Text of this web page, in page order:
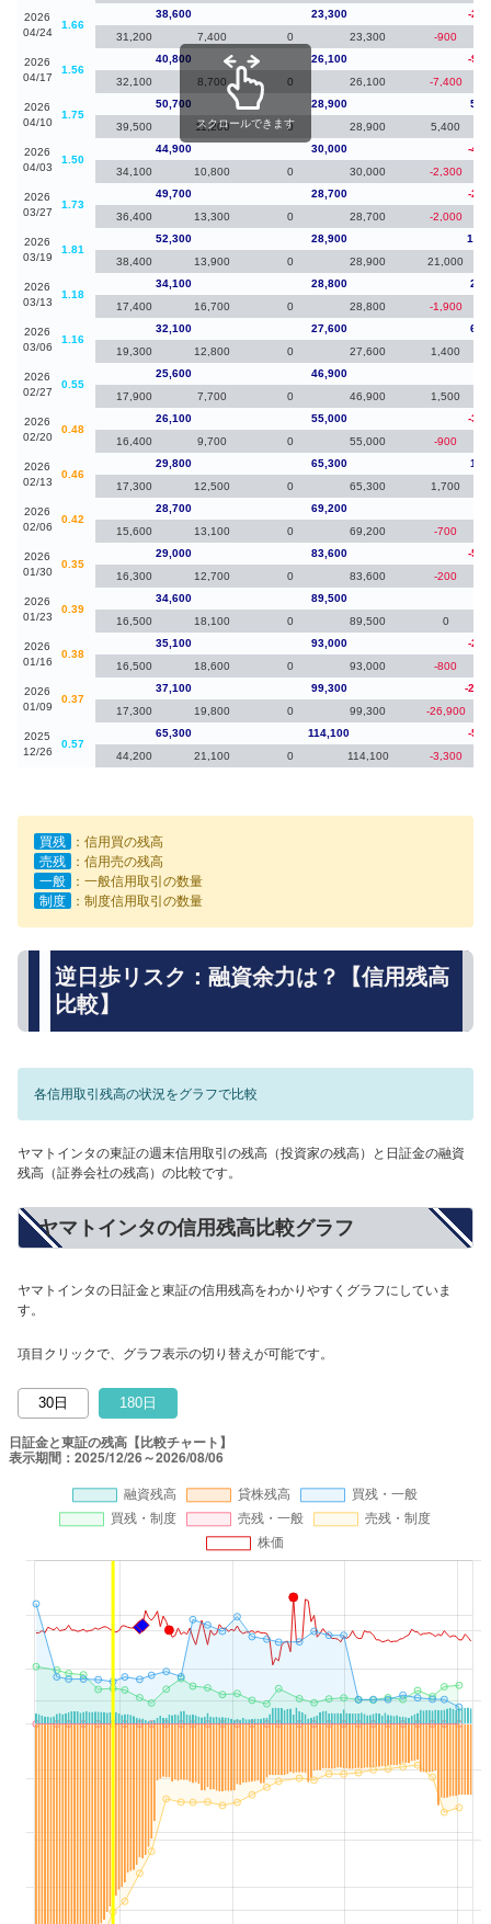
2026
04/24
1.66
38,600 23,300
-
31,200
7,400 0 23,300 -900
2026
04/17
1.56
40,800 26,100
-
32,100
8,700 0 26,100 -7,400
2026
04/10
1.75
50,700 28,900
39,500
11,200 0 28,900 5,400
2026
04/03
1.50
44,900 30,000
-
34,100
10,800 0 30,000 -2,300
2026
03/27
1.73
49,700 28,700
-
36,400
13,300 0 28,700 -2,000
2026
03/19
1.81
52,300 28,900
38,400
13,900 0 28,900 21,000
2026
03/13
1.18
34,100 28,800
17,400
16,700 0 28,800 -1,900
2026
03/06
1.16
32,100 27,600
19,300
12,800 0 27,600 1,400
2026
02/27
0.55
25,600 46,900
17,900
7,700 0 46,900 1,500
2026
02/20
0.48
26,100 55,000
-
16,400
9,700 0 55,000 -900
2026
02/13
0.46
29,800 65,300
17,300
12,500 0 65,300 1,700
2026
02/06
0.42
28,700 69,200
15,600
13,100 0 69,200 -700
2026
01/30
0.35
29,000 83,600
-
16,300
12,700 0 83,600 -200
2026
01/23
0.39
34,600 89,500
16,500
18,100 0 89,500 0
2026
01/16
0.38
35,100 93,000
-
16,500
18,600 0 93,000 -800
2026
01/09
0.37
37,100 99,300
-
17,300
19,800 0 99,300 -26,900
2025
12/26
0.57
65,300 114,100
-
44,200
21,100 0 114,100 -3,300
スクロールできます
買残
：信用買の残高
売残
：信用売の残高
一般
：一般信用取引の数量
制度
：制度信用取引の数量
逆日歩リスク：融資余力は？【信用残高
比較】
各信用取引残高の状況をグラフで比較
ヤマトインタの東証の週末信用取引の残高（投資家の残高）と日証金の融資
残高（証券会社の残高）の比較です。
ヤマトインタの信用残高比較グラフ
ヤマトインタの日証金と東証の信用残高をわかりやすくグラフにしていま
す。
項目クリックで、グラフ表示の切り替えが可能です。
30日 180日